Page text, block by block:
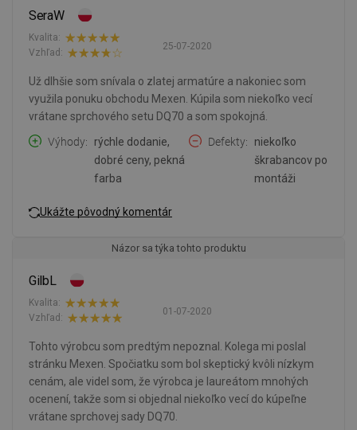
SeraW
25-07-2020
Kvalita:
Vzhľad:
Už dlhšie som snívala o zlatej armatúre a nakoniec som
využila ponuku obchodu Mexen. Kúpila som niekoľko vecí
vrátane sprchového setu DQ70 a som spokojná.
Výhody
rýchle dodanie,
dobré ceny, pekná
farba
Defekty
niekoľko
škrabancov po
montáži
Ukážte pôvodný komentár
Názor sa týka tohto produktu
GilbL
01-07-2020
Kvalita:
Vzhľad:
Tohto výrobcu som predtým nepoznal. Kolega mi poslal
stránku Mexen. Spočiatku som bol skeptický kvôli nízkym
cenám, ale videl som, že výrobca je laureátom mnohých
ocenení, takže som si objednal niekoľko vecí do kúpeľne
vrátane sprchovej sady DQ70.